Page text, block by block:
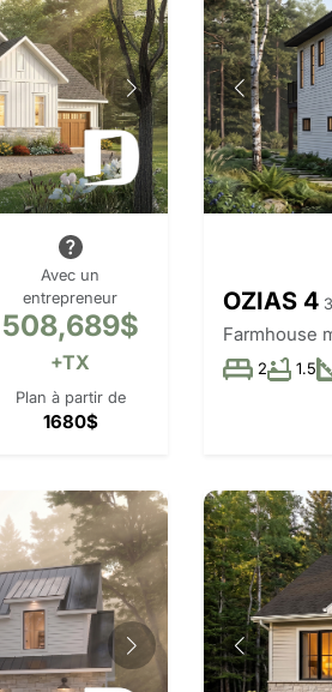
Avec un
entrepreneur
508,689$
+TX
Plan à partir de
1680$
OZIAS 4
Farmhouse
2 1.5